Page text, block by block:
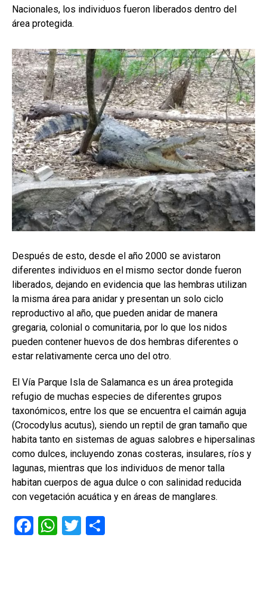
Nacionales, los individuos fueron liberados dentro del
área protegida.
Después de esto, desde el año 2000 se avistaron
diferentes individuos en el mismo sector donde fueron
liberados, dejando en evidencia que las hembras utilizan
la misma área para anidar y presentan un solo ciclo
reproductivo al año, que pueden anidar de manera
gregaria, colonial o comunitaria, por lo que los nidos
pueden contener huevos de dos hembras diferentes o
estar relativamente cerca uno del otro.
El Vía Parque Isla de Salamanca es un área protegida
refugio de muchas especies de diferentes grupos
taxonómicos, entre los que se encuentra el caimán aguja
(Crocodylus acutus), siendo un reptil de gran tamaño que
habita tanto en sistemas de aguas salobres e hipersalinas
como dulces, incluyendo zonas costeras, insulares, ríos y
lagunas, mientras que los individuos de menor talla
habitan cuerpos de agua dulce o con salinidad reducida
con vegetación acuática y en áreas de manglares.
F
W
T